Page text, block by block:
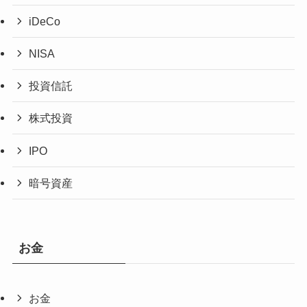
iDeCo
NISA
投資信託
株式投資
IPO
暗号資産
お金
お金